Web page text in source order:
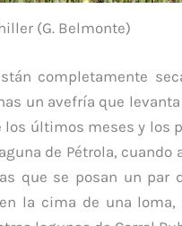
(G. Belmonte)
completamente
un avefría que
últimos meses y los
de Pétrola, cuando
que se posan un par
la cima de una